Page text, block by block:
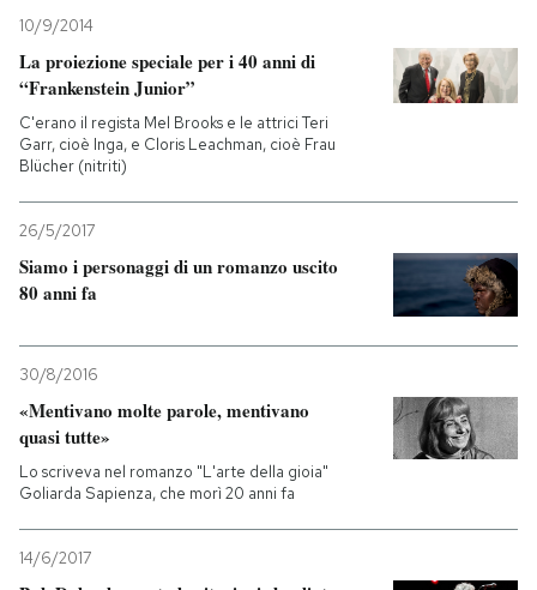
10/9/2014
La proiezione speciale per i 40 anni di
“Frankenstein Junior”
C'erano il regista Mel Brooks e le attrici Teri
Garr, cioè Inga, e Cloris Leachman, cioè Frau
Blücher (nitriti)
26/5/2017
Siamo i personaggi di un romanzo uscito
80 anni fa
30/8/2016
«Mentivano molte parole, mentivano
quasi tutte»
Lo scriveva nel romanzo "L'arte della gioia"
Goliarda Sapienza, che morì 20 anni fa
14/6/2017